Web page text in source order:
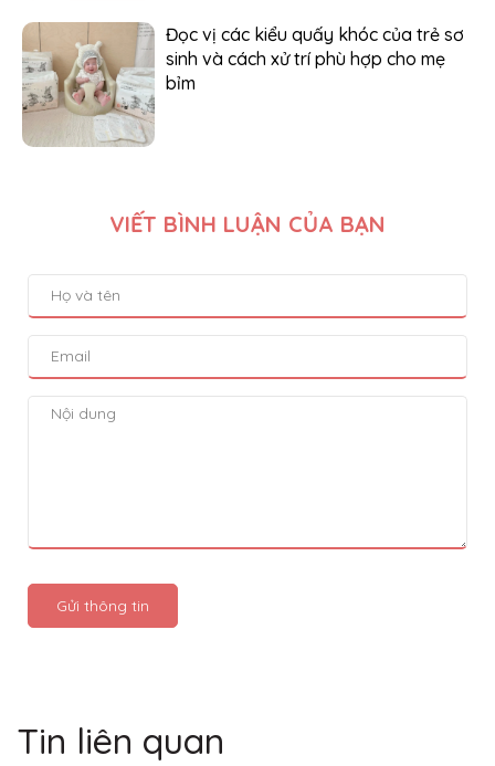
Đọc vị các kiểu quấy khóc của trẻ sơ
sinh và cách xử trí phù hợp cho mẹ
bỉm
VIẾT BÌNH LUẬN CỦA BẠN
Gửi thông tin
Tin liên quan